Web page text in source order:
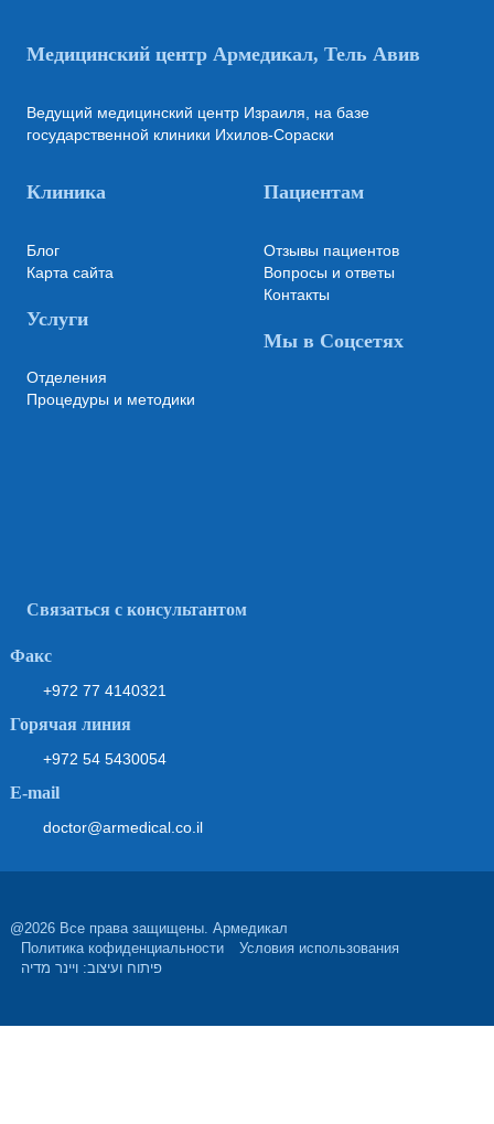
Медицинский центр Армедикал, Тель Авив
Ведущий медицинский центр Израиля, на базе
государственной клиники Ихилов-Сораски
Клиника
Блог
Карта сайта
Услуги
Отделения
Процедуры и методики
Пациентам
Отзывы пациентов
Вопросы и ответы
Контакты
Мы в Соцсетях
Связаться с консультантом
Факс
+972 77 4140321
Горячая линия
+972 54 5430054
Е-mail
doctor@armedical.co.il
@2026 Все права защищены. Армедикал
Политика кофиденциальности
Условия использования
פיתוח ועיצוב: ויינר מדיה